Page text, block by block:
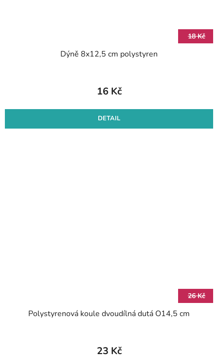
18 Kč
Dýně 8x12,5 cm polystyren
16 Kč
DETAIL
26 Kč
Polystyrenová koule dvoudílná dutá O14,5 cm
23 Kč